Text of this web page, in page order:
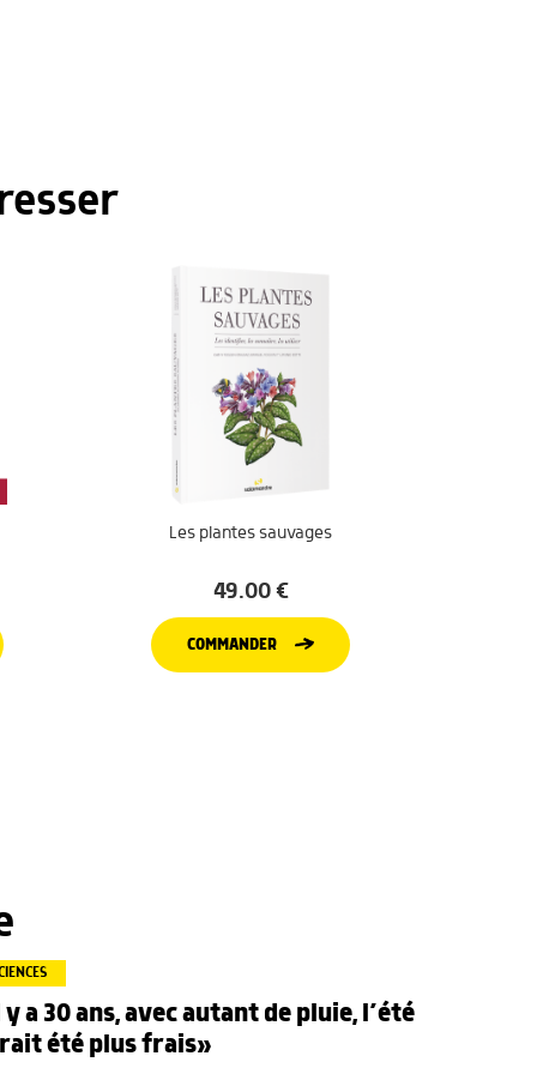
Les plantes sauvages
49.00€
COMMANDER
a 30 ans, avec autant de pluie, l’été
été plus frais»